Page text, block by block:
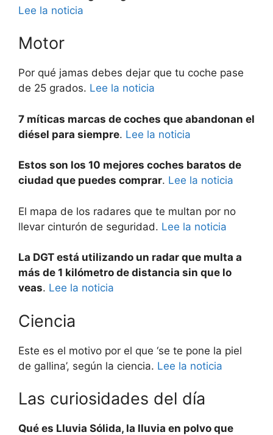
Lee la noticia
Motor
Por qué jamas debes dejar que tu coche pase
de 25 grados. Lee la noticia
7 míticas marcas de coches que abandonan el
diésel para siempre. Lee la noticia
Estos son los 10 mejores coches baratos de
ciudad que puedes comprar. Lee la noticia
El mapa de los radares que te multan por no
llevar cinturón de seguridad. Lee la noticia
La DGT está utilizando un radar que multa a
más de 1 kilómetro de distancia sin que lo
veas. Lee la noticia
Ciencia
Este es el motivo por el que ‘se te pone la piel
de gallina’, según la ciencia. Lee la noticia
Las curiosidades del día
Qué es Lluvia Sólida, la lluvia en polvo que